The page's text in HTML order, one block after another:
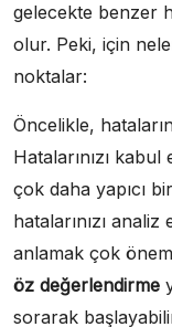
gelecekte benzer
olur. Peki, için
noktalar:
Öncelikle,
Hatalarınızı
çok daha yapıcı
hatalarınızı
anlamak çok
öz değerlendirme
sorarak